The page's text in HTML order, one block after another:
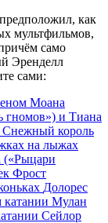
как
мультфильмов,
само
Эренделл
сами:
Моана
гномов») и Тиана
Снежный король
на лыжах
(«Рыцари
Фрост
Долорес
Мулан
Сейлор